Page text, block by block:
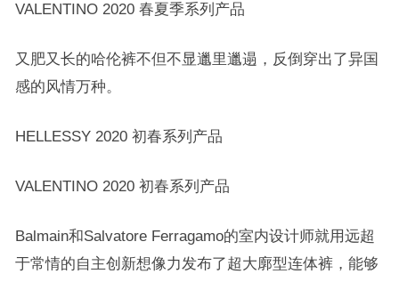
VALENTINO 2020 春夏季系列产品
又肥又长的哈伦裤不但不显邋里邋遢，反倒穿出了异国
感的风情万种。
HELLESSY 2020 初春系列产品
VALENTINO 2020 初春系列产品
Balmain和Salvatore Ferragamo的室内设计师就用远超
于常情的自主创新想像力发布了超大廓型连体裤，能够